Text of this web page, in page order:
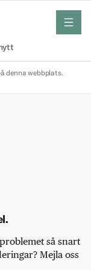
meny
denna webbplats.
så snart
Mejla oss